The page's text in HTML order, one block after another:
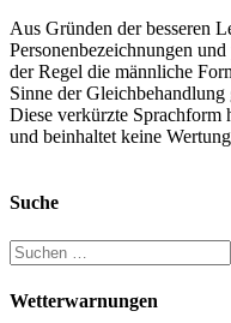
Aus Gründen der besseren
Personenbezeichnungen
der Regel die männliche
Sinne der
Diese verkürzte Sprachform
und beinhaltet keine
Suche
Suchen nach:
Wetterwarnungen